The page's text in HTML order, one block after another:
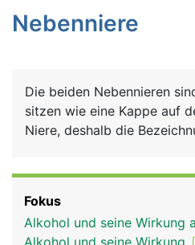
Symptome
News
Rubriken
Nebenniere
Die beiden Nebennieren
sitzen wie eine Kappe auf
Niere, deshalb die
unterschiedliche Hormone
Nebennierenrinde
Fokus
Alkohol und seine Wirkung
Alkohol und seine Wirkung